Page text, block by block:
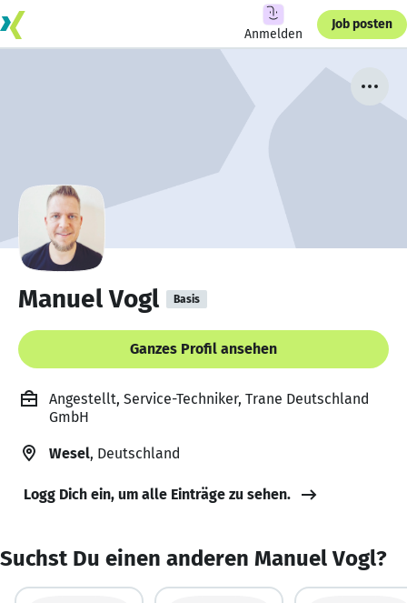
Anmelden
Job posten
Manuel Vogl Basis
Ganzes Profil ansehen
Angestellt, Service-Techniker, Trane Deutschland
GmbH
Wesel, Deutschland
Logg Dich ein, um alle Einträge zu sehen.
Suchst Du einen anderen Manuel Vogl?